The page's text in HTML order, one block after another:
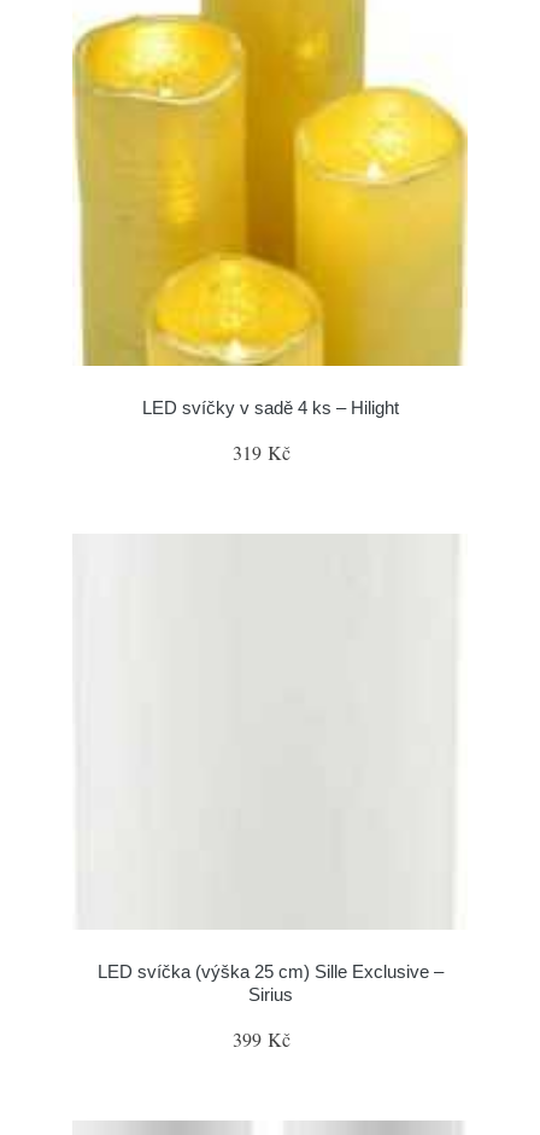
LED svíčky v sadě 4 ks – Hilight
319 Kč
LED svíčka (výška 25 cm) Sille Exclusive –
Sirius
399 Kč